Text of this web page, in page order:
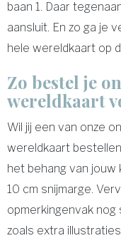
baan 1. Daar
aansluit. En zo ga je
hele wereldkaart op
Zo bestel je
wereldkaart
Wil jij een van onze
wereldkaart
het behang van jouw
10 cm snijmarge.
opmerkingenvak
zoals extra